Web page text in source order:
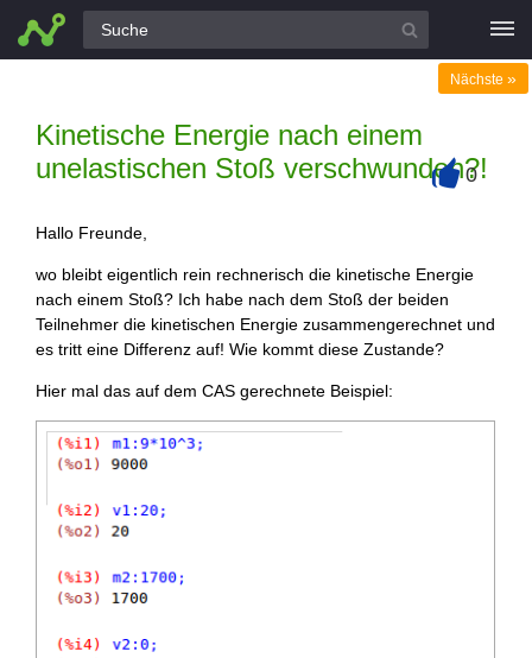
Alle Fragen
Kinetische Energie nach einem
unelastischen Stoß verschwunden?!
Nächste »
0
Hallo Freunde,
wo bleibt eigentlich rein rechnerisch die kinetische Energie
nach einem Stoß? Ich habe nach dem Stoß der beiden
Teilnehmer die kinetischen Energie zusammengerechnet und
es tritt eine Differenz auf! Wie kommt diese Zustande?
Hier mal das auf dem CAS gerechnete Beispiel: